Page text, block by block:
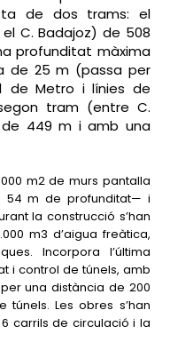
de dos trams: el
C. Badajoz) de 508
profunditat màxima
de 25 m (passa per
de Metro i línies de
tram (entre C.
de 449 m i amb una
m2 de murs pantalla
54 m de profunditat— i
la construcció s’han
m3 d’aigua freàtica,
Incorpora l’última
i control de túnels, amb
una distància de 200
Les obres s’han
carrils de circulació i la